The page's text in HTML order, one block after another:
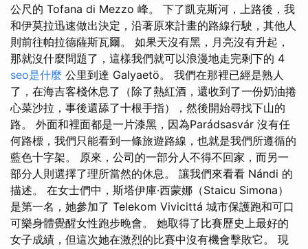
公尺的 Tofana di Mezzo 峰。 下了凱克斯河，上路後，我
和伊莫拉迅速做出決定，沿著原來計畫的路線行駛，其他人
則前往帕拉德薩斯瓦爾。 如果天沒有黑，月亮沒有升起，
那就沒什麼問題了，這樣我們就可以浪漫地走完剩下的 4
seo是什麼 公里到達 Galyaetö。 我們在那裡已經是熟人
了，在海吉客棧休息了（除了熱紅酒，還收到了一份奶油捲
心菜沙拉，事後還舔了十根手指），然後開始尋找下山的
路。 外面和裡面都是一片漆黑，因為Parádsasvár 沒有任
何路標，我們只能看到一條旅遊路線，也就是我們所遵循的
藍色十字架。 原來，公司的一部分人不得不回家，而另一
部分人則選擇了理所當然的休息。 讓我們來看看 Nándi 的
描述。 在女士們中，斯塔伊庫·西蒙娜（Staicu Simona）
是第一名，她參加了 Telekom Vivicittá 城市保護跑和可口
可樂身體覺醒女性跑步晚會。 她取得了比賽歷史上最好的
女子成績，但這次她在激烈的比賽中沒有機會擊敗它。 現